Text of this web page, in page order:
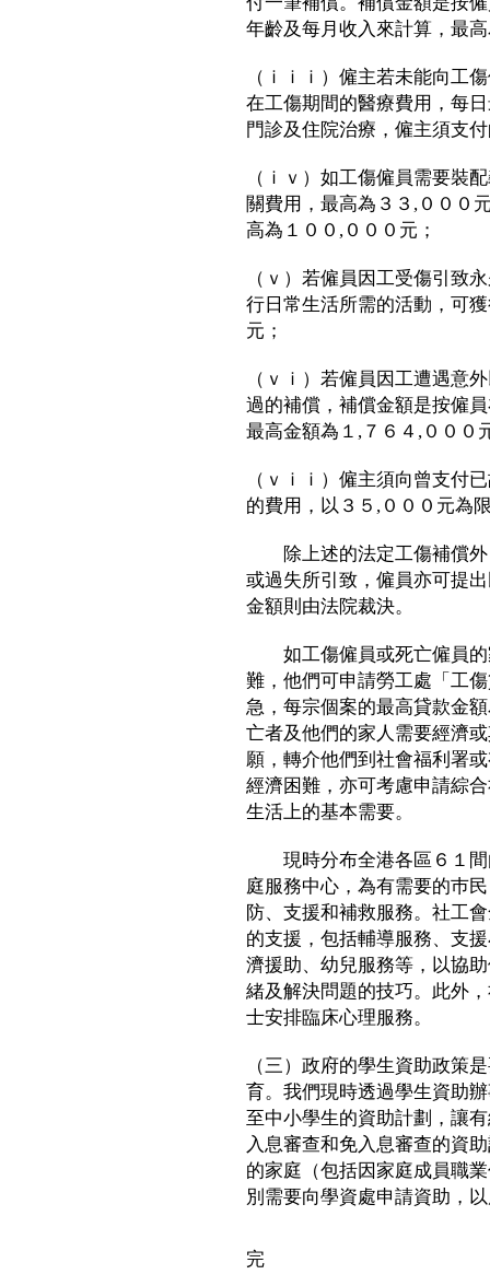
年齡及每月收入來計算，最
（ｉｉｉ）僱主若未能向工
在工傷期間的醫療費用，每
門診及住院治療，僱主須支
（ｉｖ）如工傷僱員需要裝
關費用，最高為３３,０００
高為１００,０００元；
（ｖ）若僱員因工受傷引致
行日常生活所需的活動，可
元；
（ｖｉ）若僱員因工遭遇意
過的補償，補償金額是按僱
最高金額為１,７６４,０００
（ｖｉｉ）僱主須向曾支付
的費用，以３５,０００元為
除上述的法定工傷補償外
或過失所引致，僱員亦可提
金額則由法院裁決。
如工傷僱員或死亡僱員的
難，他們可申請勞工處「工
急，每宗個案的最高貸款金
亡者及他們的家人需要經濟
願，轉介他們到社會福利署
經濟困難，亦可考慮申請綜
生活上的基本需要。
現時分布全港各區６１間
庭服務中心，為有需要的巿
防、支援和補救服務。社工
的支援，包括輔導服務、支
濟援助、幼兒服務等，以協
緒及解決問題的技巧。此外
士安排臨床心理服務。
（三）政府的學生資助政策
育。我們現時透過學生資助
至中小學生的資助計劃，讓
入息審查和免入息審查的資
的家庭（包括因家庭成員職
別需要向學資處申請資助，
完